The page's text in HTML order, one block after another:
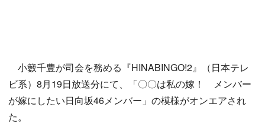
小籔千豊が司会を務める『HINABINGO!2』（日本テレ
ビ系）8月19日放送分にて、「〇〇は私の嫁！ メンバー
が嫁にしたい日向坂46メンバー」の模様がオンエアされ
た。